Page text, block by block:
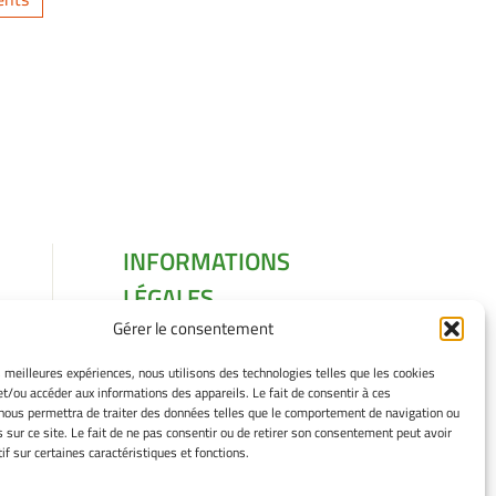
Gérer le consentement
expériences, nous utilisons des technologies telles que les cookies
ou accéder aux informations des appareils. Le fait de consentir à ces
permettra de traiter des données telles que le comportement de navigation ou
sur ce site. Le fait de ne pas consentir ou de retirer son consentement peut avoir
sur certaines caractéristiques et fonctions.
INFORMATIONS
LÉGALES
Mentions légales
Politique de cookies
Déclaration de
confidentialité
Avertissement